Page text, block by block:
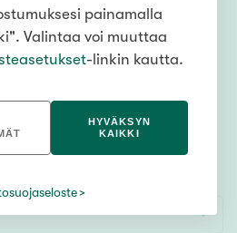
Pirkkala
Kätevän hakutyökalumme
oli sitten tähtäimessä
Katso alta kaikki
Pirkkala Solja ja valitse
myös videoesittelyihimme!
painamalla
Valintaa voi muuttaa
-linkin kautta.
HYVÄKSYN
KAIKKI